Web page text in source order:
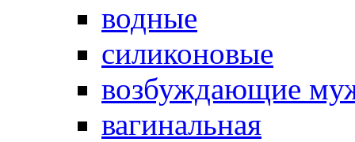
водные
силиконовые
возбуждающие
вагинальная